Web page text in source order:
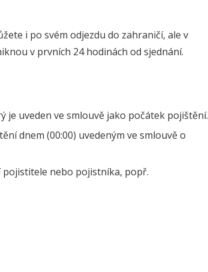
i po svém odjezdu do zahraničí, ale v
v prvních 24 hodinách od sjednání.
je uveden ve smlouvě jako počátek pojištění.
dnem (00:00) uvedeným ve smlouvě o
nebo pojistníka, popř.